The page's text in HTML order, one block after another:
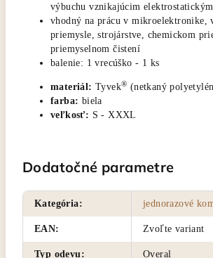
výbuchu vznikajúcim
vhodný na prácu v mikroelektronike,
priemysle, strojárstve, chemickom
priemyselnom čistení
balenie: 1 vrecúško - 1 ks
materiál: Tyvek® (netkaný
farba: biela
veľkosť: S - XXXL
Dodatočné parametre
Kategória: jednorazové
EAN: Zvoľte variant
Typ odevu: Overal